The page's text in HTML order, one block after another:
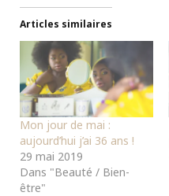
Articles similaires
Mon jour de mai :
aujourd’hui j’ai 36 ans !
29 mai 2019
Dans "Beauté / Bien-
être"